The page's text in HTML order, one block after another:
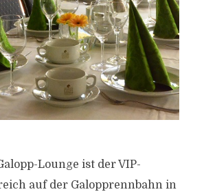
Lounge ist der VIP-
auf der Galopprennbahn in